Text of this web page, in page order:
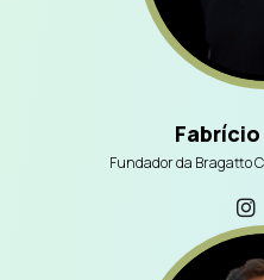
Fundador da Bragatto